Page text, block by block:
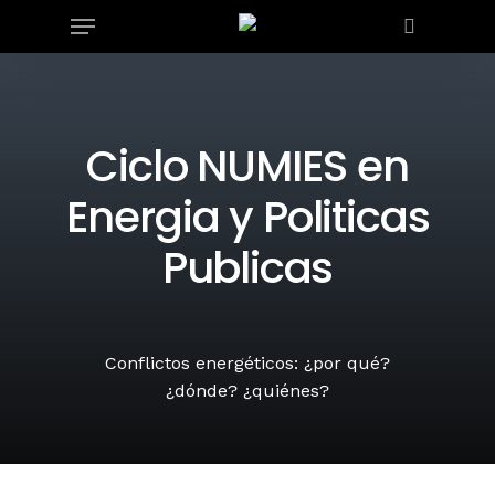
main
search
Menu
Ciclo NUMIES en
Energia y Politicas
Publicas
Conflictos energéticos: ¿por qué?
¿dónde? ¿quiénes?